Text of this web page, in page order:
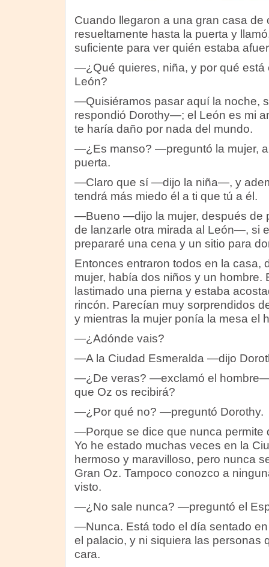
Cuando llegaron a una gran casa de
resueltamente hasta la puerta y
suficiente para ver quién estaba
—¿Qué quieres, niña, y por qué está
León?
—Quisiéramos pasar aquí la noche,
respondió Dorothy—; el León es mi
te haría daño por nada del mundo.
—¿Es manso? —preguntó la mujer,
puerta.
—Claro que sí —dijo la niña—, y
tendrá más miedo él a ti que tú a él.
—Bueno —dijo la mujer, después de
de lanzarle otra mirada al León—, si
prepararé una cena y un sitio para
Entonces entraron todos en la casa,
mujer, había dos niños y un hombre.
lastimado una pierna y estaba
rincón. Parecían muy sorprendidos
y mientras la mujer ponía la mesa el
—¿Adónde vais?
—A la Ciudad Esmeralda —dijo
—¿De veras? —exclamó el
que Oz os recibirá?
—¿Por qué no? —preguntó Dorothy.
—Porque se dice que nunca permite
Yo he estado muchas veces en la
hermoso y maravilloso, pero nunca
Gran Oz. Tampoco conozco a
visto.
—¿No sale nunca? —preguntó el
—Nunca. Está todo el día sentado
el palacio, y ni siquiera las personas
cara.